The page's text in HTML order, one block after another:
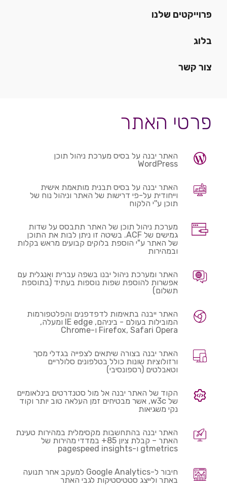
פרוייקטים שלנו
בלוג
צור קשר
פרטי האתר
האתר יבנה על בסיס מערכת ניהול תוכן
WordPress
האתר יבנה על בסיס תבנית מותאמת אישית
וייחודית על-פי דרישות של האתר וניהול נוח של
תוכן ע''י הלקוח
מערכת ניהול תוכן של האתר תתבסס על שדות
גמישים של ACF. בשיטה זו ניתן לבות את התוכן
של האתר ע"י הוספת בלוקים קבועים מראש בקלות
ובמהירות
האתר ומערכת ניהול יבנו בשפה עברית ואנגלית עם
אפשרות להוספת שפות נוספות בעתיד (בתוספת
תשלום)
האתר ייבנה בתאימות לדפדפנים והפלטפורמות
המובילות בעולם - ביניהם, IE edge ומעלה,
Firefox, Safari Opera ו-Chrome
האתר יבנה בצורה שיתאים לצפייה בגדלי מסך
ורזולוציות שונות כולל בטלפונים סלולריים
וטאבלטים (רספונסיבי)
הקוד של האתר יבנה אל מול סטנדרטים בינלאומיים
של w3c, אשר מבטיחים זמן העלאה טוב יותר וקוד
נקי משגיאות
האתר יבנה בהתחשבות מקסימלית במהירות טעינת
האתר – קבלת ציון 85+ במדדי מהירות של
gtmetrics ו-pagespeed insights
חיבור ל-Google Analytics למעקב אחר תנועה
באתר ולייצג סטטיסטיקות לגבי האתר